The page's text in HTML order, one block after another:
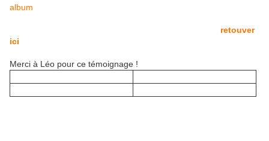
album
retouver
ici
Merci à Léo pour ce témoignage !